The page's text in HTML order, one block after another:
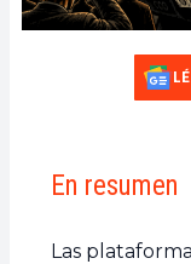
En resumen
Las